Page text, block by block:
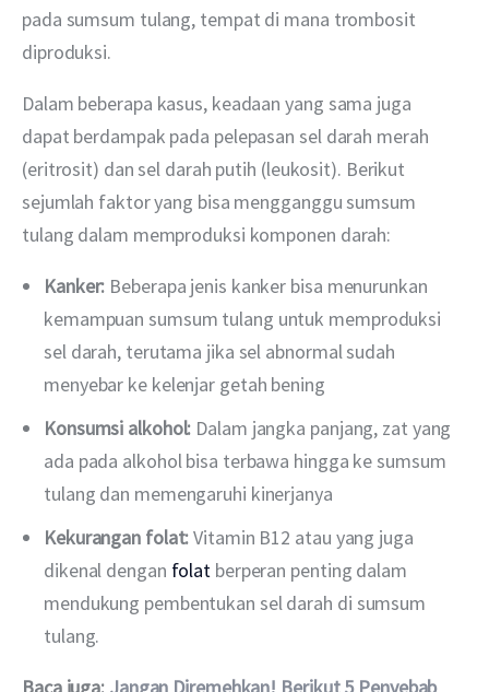
pada sumsum tulang, tempat di mana trombosit
diproduksi.
Dalam beberapa kasus, keadaan yang sama juga
dapat berdampak pada pelepasan sel darah merah
(eritrosit) dan sel darah putih (leukosit). Berikut
sejumlah faktor yang bisa mengganggu sumsum
tulang dalam memproduksi komponen darah:
Kanker: Beberapa jenis kanker bisa menurunkan
kemampuan sumsum tulang untuk memproduksi
sel darah, terutama jika sel abnormal sudah
menyebar ke kelenjar getah bening
Konsumsi alkohol: Dalam jangka panjang, zat yang
ada pada alkohol bisa terbawa hingga ke sumsum
tulang dan memengaruhi kinerjanya
Kekurangan folat:Vitamin B12 atau yang juga
dikenal dengan folat berperan penting dalam
mendukung pembentukan sel darah di sumsum
tulang.
Baca juga: Jangan Diremehkan! Berikut 5 Penyebab